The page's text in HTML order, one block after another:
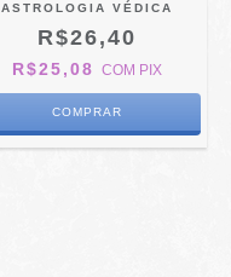
ASTROLOGIA VÉDICA
R$26,40
R$25,08 COM PIX